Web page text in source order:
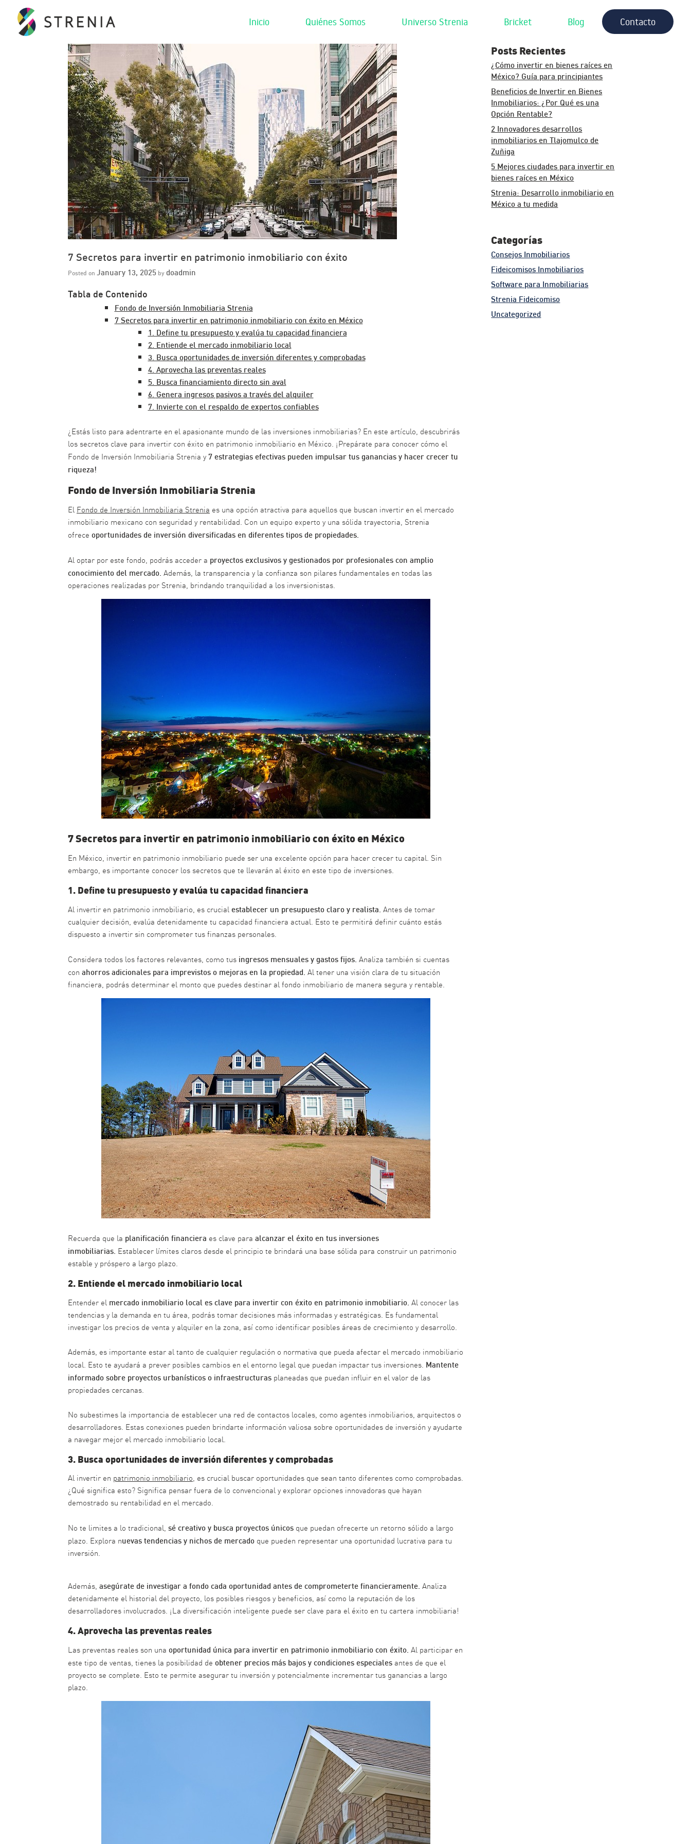
Inicio Quiénes Somos Universo Strenia Bricket Blog Contacto
7 Secretos para invertir en patrimonio inmobiliario con éxito
Posted on January 13, 2025 by doadmin
Tabla de Contenido
Fondo de Inversión Inmobiliaria Strenia
7 Secretos para invertir en patrimonio inmobiliario con éxito en México
1. Define tu presupuesto y evalúa tu capacidad financiera
2. Entiende el mercado inmobiliario local
3. Busca oportunidades de inversión diferentes y comprobadas
4. Aprovecha las preventas reales
5. Busca financiamiento directo sin aval
6. Genera ingresos pasivos a través del alquiler
7. Invierte con el respaldo de expertos confiables
¿Estás listo para adentrarte en el apasionante mundo de las inversiones inmobiliarias? En este artículo, descubrirás
los secretos clave para invertir con éxito en patrimonio inmobiliario en México. ¡Prepárate para conocer cómo el
Fondo de Inversión Inmobiliaria Strenia y 7 estrategias efectivas pueden impulsar tus ganancias y hacer crecer tu
riqueza!
Fondo de Inversión Inmobiliaria Strenia
El Fondo de Inversión Inmobiliaria Strenia es una opción atractiva para aquellos que buscan invertir en el mercado
inmobiliario mexicano con seguridad y rentabilidad. Con un equipo experto y una sólida trayectoria, Strenia
ofrece oportunidades de inversión diversificadas en diferentes tipos de propiedades.
Al optar por este fondo, podrás acceder a proyectos exclusivos y gestionados por profesionales con amplio
conocimiento del mercado. Además, la transparencia y la confianza son pilares fundamentales en todas las
operaciones realizadas por Strenia, brindando tranquilidad a los inversionistas.
7 Secretos para invertir en patrimonio inmobiliario con éxito en México
En México, invertir en patrimonio inmobiliario puede ser una excelente opción para hacer crecer tu capital. Sin
embargo, es importante conocer los secretos que te llevarán al éxito en este tipo de inversiones.
1. Define tu presupuesto y evalúa tu capacidad financiera
Al invertir en patrimonio inmobiliario, es crucial establecer un presupuesto claro y realista. Antes de tomar
cualquier decisión, evalúa detenidamente tu capacidad financiera actual. Esto te permitirá definir cuánto estás
dispuesto a invertir sin comprometer tus finanzas personales.
Considera todos los factores relevantes, como tus ingresos mensuales y gastos fijos. Analiza también si cuentas
con ahorros adicionales para imprevistos o mejoras en la propiedad. Al tener una visión clara de tu situación
financiera, podrás determinar el monto que puedes destinar al fondo inmobiliario de manera segura y rentable.
Recuerda que la planificación financiera es clave para alcanzar el éxito en tus inversiones
inmobiliarias. Establecer límites claros desde el principio te brindará una base sólida para construir un patrimonio
estable y próspero a largo plazo.
2. Entiende el mercado inmobiliario local
Entender el mercado inmobiliario local es clave para invertir con éxito en patrimonio inmobiliario. Al conocer las
tendencias y la demanda en tu área, podrás tomar decisiones más informadas y estratégicas. Es fundamental
investigar los precios de venta y alquiler en la zona, así como identificar posibles áreas de crecimiento y desarrollo.
Además, es importante estar al tanto de cualquier regulación o normativa que pueda afectar el mercado inmobiliario
local. Esto te ayudará a prever posibles cambios en el entorno legal que puedan impactar tus inversiones. Mantente
informado sobre proyectos urbanísticos o infraestructuras planeadas que puedan influir en el valor de las
propiedades cercanas.
No subestimes la importancia de establecer una red de contactos locales, como agentes inmobiliarios, arquitectos o
desarrolladores. Estas conexiones pueden brindarte información valiosa sobre oportunidades de inversión y ayudarte
a navegar mejor el mercado inmobiliario local.
3. Busca oportunidades de inversión diferentes y comprobadas
Al invertir en patrimonio inmobiliario , es crucial buscar oportunidades que sean tanto diferentes como comprobadas.
¿Qué significa esto? Significa pensar fuera de lo convencional y explorar opciones innovadoras que hayan
demostrado su rentabilidad en el mercado.
No te limites a lo tradicional, sé creativo y busca proyectos únicos que puedan ofrecerte un retorno sólido a largo
plazo. Explora nuevas tendencias y nichos de mercado que pueden representar una oportunidad lucrativa para tu
inversión.
Además, asegúrate de investigar a fondo cada oportunidad antes de comprometerte financieramente. Analiza
detenidamente el historial del proyecto, los posibles riesgos y beneficios, así como la reputación de los
desarrolladores involucrados. ¡La diversificación inteligente puede ser clave para el éxito en tu cartera inmobiliaria!
4. Aprovecha las preventas reales
Las preventas reales son una oportunidad única para invertir en patrimonio inmobiliario con éxito. Al participar en
este tipo de ventas, tienes la posibilidad de obtener precios más bajos y condiciones especiales antes de que el
proyecto se complete. Esto te permite asegurar tu inversión y potencialmente incrementar tus ganancias a largo
plazo.
Posts Recientes
¿Cómo invertir en bienes raíces en
México? Guía para principiantes
Beneficios de Invertir en Bienes
Inmobiliarios: ¿Por Qué es una
Opción Rentable?
2 Innovadores desarrollos
inmobiliarios en Tlajomulco de
Zuñiga
5 Mejores ciudades para invertir en
bienes raíces en México
Strenia: Desarrollo inmobiliario en
México a tu medida
Categorías
Consejos Inmobiliarios
Fideicomisos Inmobiliarios
Software para Inmobiliarias
Strenia Fideicomiso
Uncategorized